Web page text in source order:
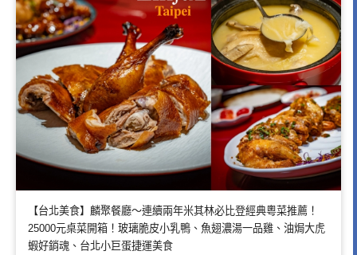
【台北美食】麟聚餐廳～連續兩年米其林必比登經典粵菜推薦！
25000元桌菜開箱！玻璃脆皮小乳鴨、魚翅濃湯一品雞、油焗大虎
蝦好銷魂、台北小巨蛋捷運美食